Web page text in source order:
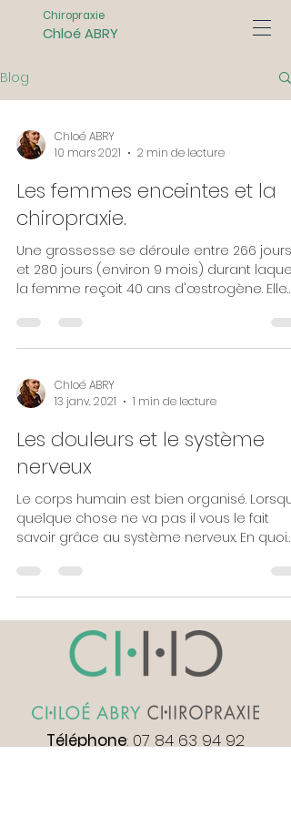
Chloé ABRY
Chiropraxie
Blog
Chloé ABRY
10 mars 2021
2 min de lecture
Les femmes enceintes et la
chiropraxie.
Une grossesse se déroule entre 266 jours
et 280 jours (environ 9 mois) durant
la femme reçoit 40 ans d'œstrogène. Elle
Chloé ABRY
13 janv. 2021
1 min de lecture
Les douleurs et le système
nerveux
Le corps humain est bien organisé.
quelque chose ne va pas il vous le fait
savoir grâce au système nerveux. En quoi
Téléphone: 07 84 63 94 92